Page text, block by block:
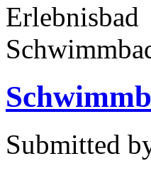
Erlebnisbad
Submitted